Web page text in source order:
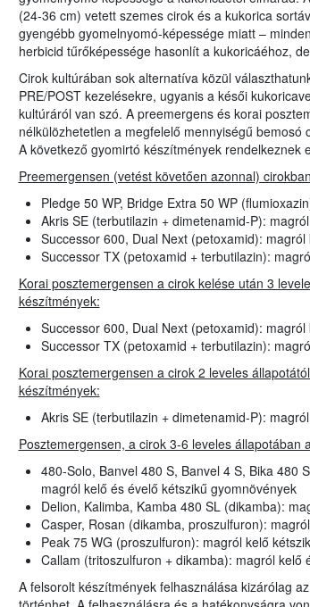
(24-36 cm) vetett szemes cirok és a kukorica
gyengébb gyomelnyomó-képessége miatt –
herbicid tűrőképessége hasonlít a kukoricáéhoz,
Cirok kultúrában sok alternatíva közül
PRE/POST kezelésekre, ugyanis a késői
kultúráról van szó. A preemergens és korai
nélkülözhetetlen a megfelelő mennyiségű bemosó
A következő gyomirtó készítmények rendelkeznek
Preemergensen (vetést követően azonnal)
Pledge 50 WP, Bridge Extra 50 WP
Akris SE (terbutilazin + dimetenamid-P):
Successor 600, Dual Next (petoxamid):
Successor TX (petoxamid + terbutilazin):
Korai posztemergensen a cirok kelése után 3
készítmények:
Successor 600, Dual Next (petoxamid):
Successor TX (petoxamid + terbutilazin):
Korai posztemergensen a cirok 2 leveles
készítmények:
Akris SE (terbutilazin + dimetenamid-P):
Posztemergensen, a cirok 3-6 leveles állapotában
480-Solo, Banvel 480 S, Banvel 4 S, Bika 480
magról kelő és évelő kétszikű gyomnövények
Delion, Kalimba, Kamba 480 SL (dikamba):
Casper, Rosan (dikamba, proszulfuron):
Peak 75 WG (proszulfuron): magról kelő
Callam (tritoszulfuron + dikamba): magról kelő
A felsorolt készítmények felhasználása kizárólag